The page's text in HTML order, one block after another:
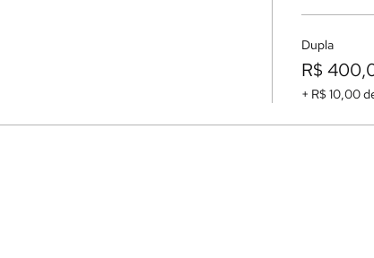
Dupla
R$
+ R$ 10,00